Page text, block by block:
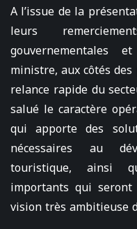
A l’issue de la
leurs
gouvernementales
ministre, aux côtés
relance rapide du
salué le caractère
qui apporte des
nécessaires au
touristique, ainsi
importants qui
vision très ambitieuse